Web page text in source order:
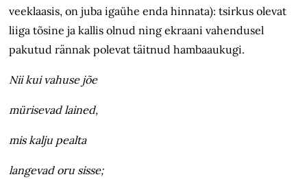
veeklaasis, on juba igaühe enda hinnata): tsirkus olevat
liiga tõsine ja kallis olnud ning ekraani vahendusel
pakutud rännak polevat täitnud hambaaukugi.
Nii kui vahuse jõe
mürisevad lained,
mis kalju pealta
langevad oru sisse;